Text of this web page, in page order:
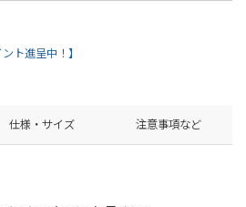
ト進呈中！】
仕様・サイズ 注意事項など